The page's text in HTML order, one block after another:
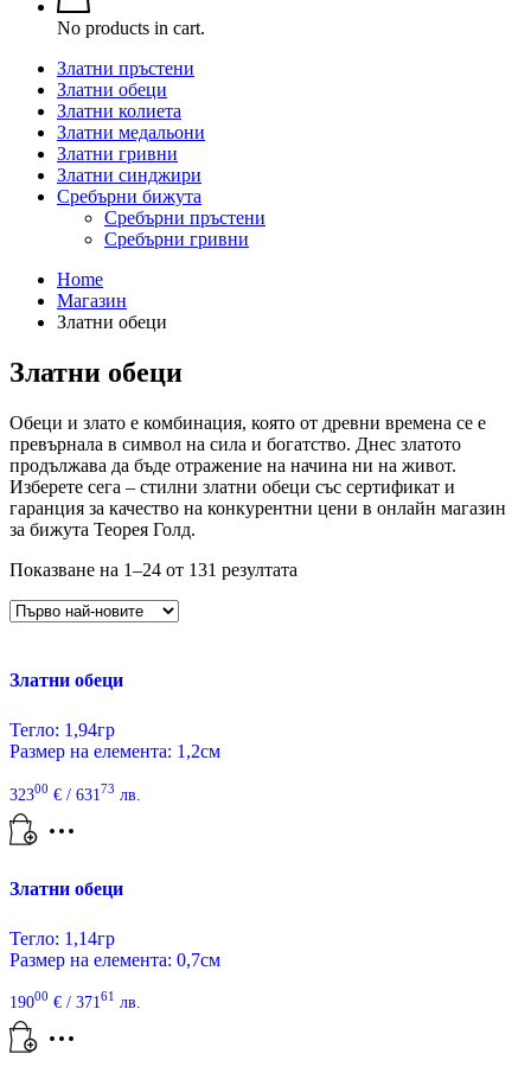
No products in cart.
Златни пръстени
Златни обеци
Златни колиета
Златни медальони
Златни гривни
Златни синджири
Сребърни бижута
Сребърни пръстени
Сребърни гривни
Home
Магазин
Златни обеци
Златни обеци
Обеци и злато е комбинация, която от древни времена се е
превърнала в символ на сила и богатство. Днес златото
продължава да бъде отражение на начина ни на живот.
Изберете сега – стилни златни обеци със сертификат и
гаранция за качество на конкурентни цени в онлайн магазин
за бижута Теорея Голд.
Показване на 1–24 от 131 резултата
Златни обеци
Тегло: 1,94гр
Размер на елемента: 1,2см
32300 € / 63173 лв.
Златни обеци
Тегло: 1,14гр
Размер на елемента: 0,7см
19000 € / 37161 лв.